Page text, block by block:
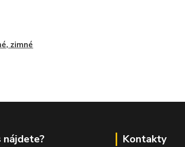
zimné
nájdete? Kontakty